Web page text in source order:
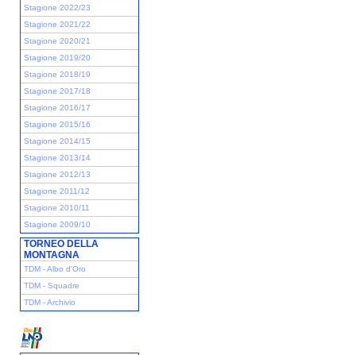
Stagione 2022/23
Stagione 2021/22
Stagione 2020/21
Stagione 2019/20
Stagione 2018/19
Stagione 2017/18
Stagione 2016/17
Stagione 2015/16
Stagione 2014/15
Stagione 2013/14
Stagione 2012/13
Stagione 2011/12
Stagione 2010/11
Stagione 2009/10
TORNEO DELLA
MONTAGNA
TDM - Albo d'Oro
TDM - Squadre
TDM - Archivio